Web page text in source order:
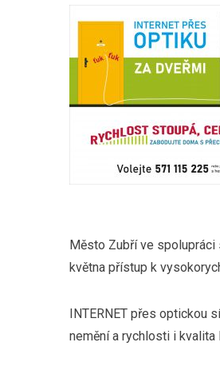
Město Zubří ve
května přístup k
INTERNET přes optickou
nemění a rychlosti i kvalita